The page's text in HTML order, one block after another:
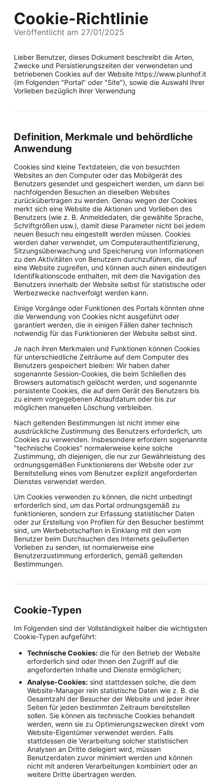
Cookie-Richtlinie
Veröffentlicht am 27/01/2025
Lieber Benutzer, dieses Dokument beschreibt die Arten,
Zwecke und Persistierungszeiten der verwendeten und
betriebenen Cookies auf der Website https://www.plunhof.it
(im Folgenden "Portal" oder "Site"), sowie die Auswahl Ihrer
Vorlieben bezüglich ihrer Verwendung
Definition, Merkmale und behördliche
Anwendung
Cookies sind kleine Textdateien, die von besuchten
Websites an den Computer oder das Mobilgerät des
Benutzers gesendet und gespeichert werden, um dann bei
nachfolgenden Besuchen an dieselben Websites
zurückübertragen zu werden. Genau wegen der Cookies
merkt sich eine Website die Aktionen und Vorlieben des
Benutzers (wie z. B. Anmeldedaten, die gewählte Sprache,
Schriftgrößen usw.), damit diese Parameter nicht bei jedem
neuen Besuch neu eingestellt werden müssen. Cookies
werden daher verwendet, um Computerauthentifizierung,
Sitzungsüberwachung und Speicherung von Informationen
zu den Aktivitäten von Benutzern durchzuführen, die auf
eine Website zugreifen, und können auch einen eindeutigen
Identifikationscode enthalten, mit dem die Navigation des
Benutzers innerhalb der Website selbst für statistische oder
Werbezwecke nachverfolgt werden kann.
Einige Vorgänge oder Funktionen des Portals könnten ohne
die Verwendung von Cookies nicht ausgeführt oder
garantiert werden, die in einigen Fällen daher technisch
notwendig für das Funktionieren der Website selbst sind.
Je nach ihren Merkmalen und Funktionen können Cookies
für unterschiedliche Zeiträume auf dem Computer des
Benutzers gespeichert bleiben: Wir haben daher
sogenannte Session-Cookies, die beim Schließen des
Browsers automatisch gelöscht werden, und sogenannte
persistente Cookies, die auf dem Gerät des Benutzers bis
zu einem vorgegebenen Ablaufdatum oder bis zur
möglichen manuellen Löschung verbleiben.
Nach geltenden Bestimmungen ist nicht immer eine
ausdrückliche Zustimmung des Benutzers erforderlich, um
Cookies zu verwenden. Insbesondere erfordern sogenannte
"technische Cookies" normalerweise keine solche
Zustimmung, dh diejenigen, die nur zur Gewährleistung des
ordnungsgemäßen Funktionierens der Website oder zur
Bereitstellung eines vom Benutzer explizit angeforderten
Dienstes verwendet werden.
Um Cookies verwenden zu können, die nicht unbedingt
erforderlich sind, um das Portal ordnungsgemäß zu
funktionieren, sondern zur Erfassung statistischer Daten
oder zur Erstellung von Profilen für den Besucher bestimmt
sind, um Werbebotschaften in Einklang mit den vom
Benutzer beim Durchsuchen des Internets geäußerten
Vorlieben zu senden, ist normalerweise eine
Benutzerzustimmung erforderlich, gemäß geltenden
Bestimmungen.
Cookie-Typen
Im Folgenden sind der Vollständigkeit halber die wichtigsten
Cookie-Typen aufgeführt:
Technische Cookies: die für den Betrieb der Website
erforderlich sind oder Ihnen den Zugriff auf die
angeforderten Inhalte und Dienste ermöglichen;
Analyse-Cookies: sind stattdessen solche, die dem
Website-Manager rein statistische Daten wie z. B. die
Gesamtzahl der Besucher der Website und jeder ihrer
Seiten für jeden bestimmten Zeitraum bereitstellen
sollen. Sie können als technische Cookies behandelt
werden, wenn sie zu Optimierungszwecken direkt vom
Website-Eigentümer verwendet werden. Falls
stattdessen die Verarbeitung solcher statistischen
Analysen an Dritte delegiert wird, müssen
Benutzerdaten zuvor minimiert werden und können
nicht mit anderen Verarbeitungen kombiniert oder an
weitere Dritte übertragen werden.